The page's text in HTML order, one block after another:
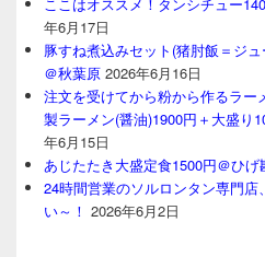
年6月17日
豚すね煮込みセット(猪肘飯＝ジ
＠秋葉原 2026年6月16日
注文を受けてから粉から作るラ
製ラーメン(醤油)1900円＋大盛り
年6月15日
あじたたき大盛定食1500円＠ひげ
24時間営業のソルロンタン専門
い～！ 2026年6月2日